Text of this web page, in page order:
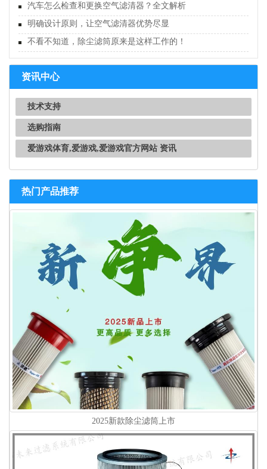
汽车怎么检查和更换空气滤清器？全文解析
明确设计原则，让空气滤清器优势尽显
不看不知道，除尘滤筒原来是这样工作的！
资讯中心
技术支持
选购指南
爱游戏体育,爱游戏,爱游戏官方网站 资讯
热门产品推荐
2025新款除尘滤筒上市